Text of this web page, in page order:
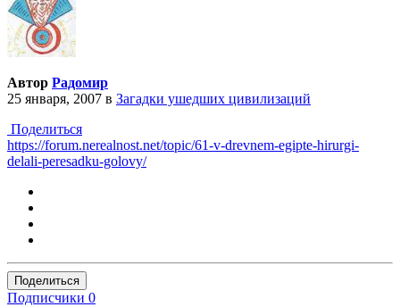
Автор Радомир
25 января, 2007 в Загадки ушедших цивилизаций
Поделиться
https://forum.nerealnost.net/topic/61-v-drevnem-egipte-hirurgi-
delali-peresadku-golovy/
Поделиться
Подписчики 0